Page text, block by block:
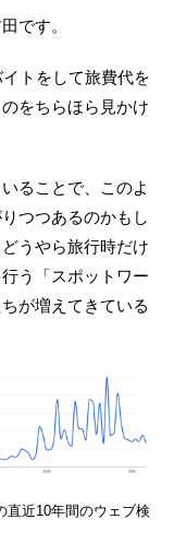
です。
トをして旅費代を
をちらほら見かけ
ることで、このよ
つつあるのかもし
うやら旅行時だけ
う「スポットワー
が増えてきている
直近10年間のウェブ検